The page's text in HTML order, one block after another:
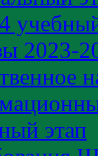
2023-
этап